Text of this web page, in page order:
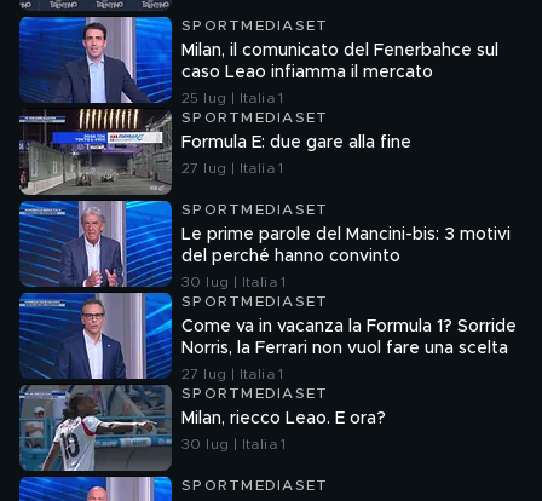
SPORTMEDIASET
Milan, il comunicato del Fenerbahce sul
caso Leao infiamma il mercato
25 lug | Italia 1
SPORTMEDIASET
Formula E: due gare alla fine
27 lug | Italia 1
SPORTMEDIASET
Le prime parole del Mancini-bis: 3 motivi
del perché hanno convinto
30 lug | Italia 1
SPORTMEDIASET
Come va in vacanza la Formula 1? Sorride
Norris, la Ferrari non vuol fare una scelta
27 lug | Italia 1
SPORTMEDIASET
Milan, riecco Leao. E ora?
30 lug | Italia 1
SPORTMEDIASET